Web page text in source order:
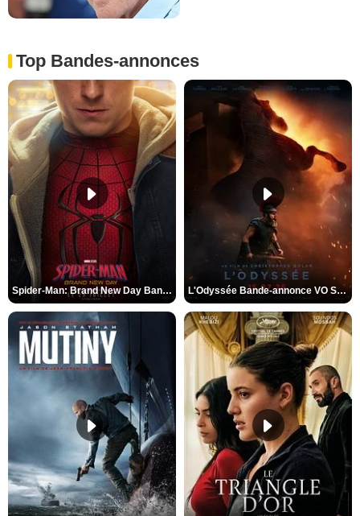
Top Bandes-annonces
Spider-Man: Brand New Day Bande-annonce VO STFR L'Odyssée Bande-annonce VO STFR